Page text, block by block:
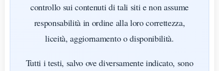
controllo sui contenuti di tali siti e non assume
responsabilità in ordine alla loro correttezza,
liceità, aggiornamento o disponibilità.
Tutti i testi, salvo ove diversamente indicato, sono